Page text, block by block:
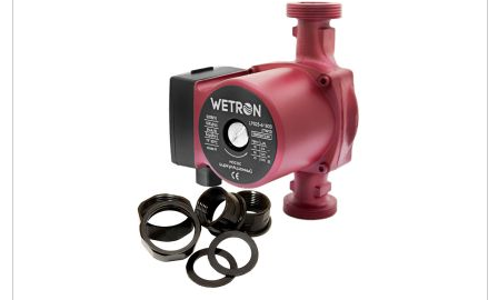
4
Перекачиваемая жидкость: Содержание
абразивосодержащих примесей (песка, глины, извести и т.д.):
Диаметр напорного патрубка DN2, " (дюйм):
145
Максимальная температура перекачиваемой жидкости,
Вес брутто (единицы), кг: 73.5
0.012